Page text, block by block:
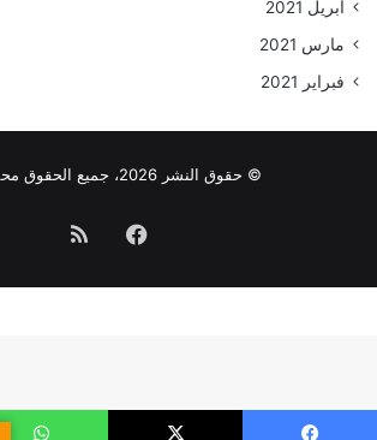
أبريل 2021
مارس 2021
فبراير 2021
© حقوق النشر 2026، جميع الحقوق محفوظة
فيسبوكملخص
الموقع